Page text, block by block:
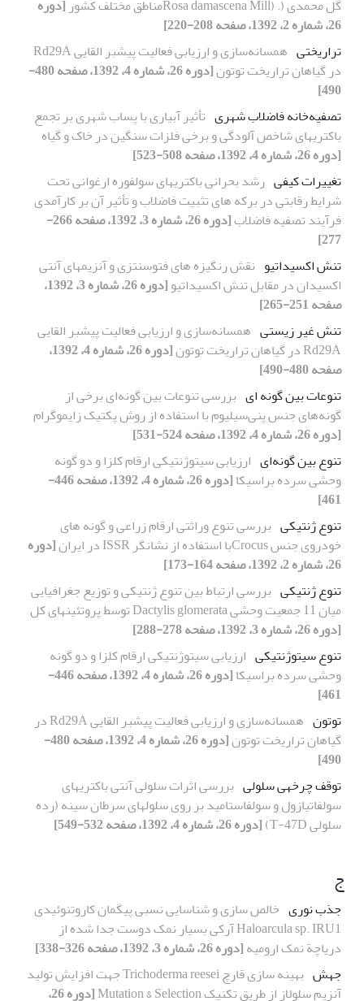
گل محمدی (. (Rosa damascena Millمناطق مختلف کشور
[دوره
26، شماره 2، 1392، صفحه 208-220]
تراریختی
همسانه‌سازی و ارزیابی فعالیت پیشبر القایی Rd29A
در گیاهان تراریخت توتون
[دوره 26، شماره 4، 1392، صفحه 480-
490]
تصفیه‌خانه فاضلاب شهری تأثیر آبیاری با پساب شهری بر تجمع
باکتریهای شاخص آلودگی و برخی فلزات سنگین در خاک و گیاه
[دوره 26، شماره 4، 1392، صفحه 508-523]
تغییرات کیفی رشد بحرانی باکتریهای سولفوره ارغوانی تحت
شرایط رقابتی در برکه های تثبیت فاضلاب و تأثیر آن بر کارآمدی
فرآیند تصفیه فاضلاب
[دوره 26، شماره 3، 1392، صفحه 266-
277]
تنش اکسیداتیو نقش رنگیزه های فتوسنتزی و آنزیمهای آنتی
اکسیدان در مقابل تنش اکسیداتیو
[دوره 26، شماره 3، 1392،
صفحه 251-265]
تنش غیر زیستی همسانه‌سازی و ارزیابی فعالیت پیشبر القایی
Rd29A در گیاهان تراریخت توتون
[دوره 26، شماره 4، 1392،
صفحه 480-490]
تنوعات بین گونه ای بررسی تنوعات بین گونه‌ای برخی از
گونه‌های جنس پنی‌سیلیوم با استفاده از روش پکتیک زایموگرام
[دوره 26، شماره 4، 1392، صفحه 524-531]
تنوع بین گونه‌ای ارزیابی سیتوژنتیکی ارقام کلزا و دو گونه
وحشی سرده براسیکا
[دوره 26، شماره 4، 1392، صفحه 446-
461]
تنوع ژنتیکی بررسی تنوع وراثتی ارقام زراعی و گونه های
خودروی جنس Crocusبا استفاده از نشانگر ISSR در ایران
[دوره
26، شماره 2، 1392، صفحه 164-173]
تنوع ژنتیکی بررسی ارتباط بین تنوع ژنتیکی و توزیع جغرافیایی
میان 11 جمعیت وحشی Dactylis glomerata توسط پروتئینهای کل
[دوره 26، شماره 3، 1392، صفحه 278-288]
تنوع سیتوژنتیکی ارزیابی سیتوژنتیکی ارقام کلزا و دو گونه
وحشی سرده براسیکا
[دوره 26، شماره 4، 1392، صفحه 446-
461]
توتون
همسانه‌سازی و ارزیابی فعالیت پیشبر القایی Rd29A در
گیاهان تراریخت توتون
[دوره 26، شماره 4، 1392، صفحه 480-
490]
توقف چرخه‏ی سلولی بررسی اثرات سلولی آنتی باکتریهای
سولفاتیازول و سولفاستامید بر روی سلولهای سرطان سینه (رده‏
سلولی T-47D)
[دوره 26، شماره 4، 1392، صفحه 532-549]
ج
جذب نوری خالص سازی و شناسایی نسبی پیگمان کاروتنوئیدی
Haloarcula sp. IRU1 آرکی بسیار نمک دوست جدا شده از
دریاچة نمک ارومیه[دوره 26، شماره 3، 1392، صفحه 326-338]
جهش
بهینه سازی قارچ Trichoderma reesei جهت افزایش تولید
آنزیم سلولاز از طریق تکنیک Mutation & Selection
[دوره 26،